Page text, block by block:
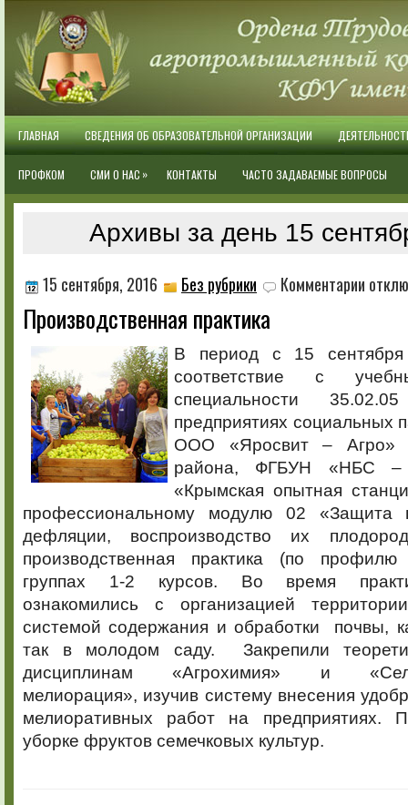
ГЛАВНАЯ СВЕДЕНИЯ ОБ ОБРАЗОВАТЕЛЬНОЙ ОРГАНИЗАЦИИ
ПРОФКОМ СМИ О НАС » КОНТАКТЫ ЧАСТО ЗАДАВАЕМЫЕ ВОПРОСЫ
Архивы за день 15
15 сентября, 2016 Без рубрики Комментарии записи
Производственная практика
В период с 15
соответствие с
специальности
предприятиях социальных
ООО «Яросвит – Агро»
района, ФГБУН «НБС –
«Крымская опытная
профессиональному модулю 02 «Защита
дефляции, воспроизводство их
производственная практика (по
группах 1-2 курсов. Во время
ознакомились с организацией
системой содержания и обработки почвы,
так в молодом саду. Закрепили
дисциплинам «Агрохимия» и
мелиорация», изучив систему внесения
мелиоративных работ на предприятиях.
уборке фруктов семечковых культур.